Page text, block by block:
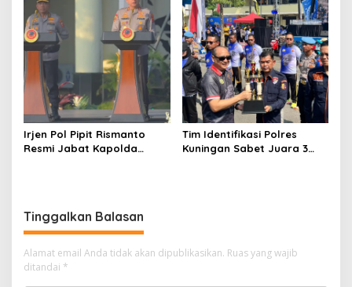
Irjen Pol Pipit Rismanto
Resmi Jabat Kapolda
Tim Identifikasi Polres
Kuningan Sabet Juara 3
Tinggalkan Balasan
Alamat email Anda tidak akan dipublikasikan. Ruas yang wajib
ditandai *